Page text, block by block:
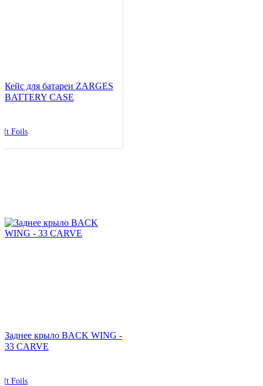
Кейс для батареи ZARGES
BATTERY CASE
Foils
Заднее крыло BACK WING -
33 CARVE
Foils